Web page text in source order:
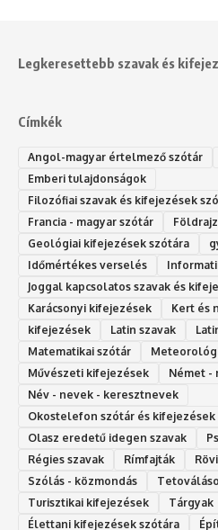
Legkeresettebb szavak és
Címkék
Angol-magyar értelmező szótár
Emberi tulajdonságok
Filozófiai szavak és kifejezések
Francia - magyar szótár
Geológiai kifejezések szótára
Időmértékes verselés
Joggal kapcsolatos szavak és
Karácsonyi kifejezések
Kert és
kifejezések
Latin szavak
Matematikai szótár
Művészeti kifejezések
Német -
Név - nevek - keresztnevek
Okostelefon szótár és kifejezések
Olasz eredetű idegen szavak
Régies szavak
Rímfajták
Szólás - közmondás
Turisztikai kifejezések
Tárgyak
Élettani kifejezések szótára